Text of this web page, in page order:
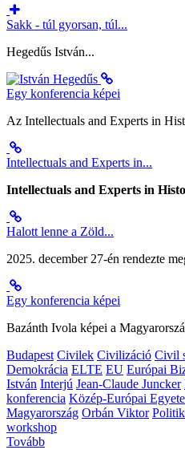
Sakk - túl gyorsan, túl...
Hegedűs István...
Egy konferencia képei
Az Intellectuals and Experts in
Intellectuals and Experts in...
Intellectuals and Experts in
Halott lenne a Zöld...
2025. december 27-én rendezte
Egy konferencia képei
Bazánth Ivola képei a
Budapest Civilek Civilizáció Civil
Demokrácia ELTE EU Európai
István Interjú Jean-Claude Juncker
konferencia Közép-Európai
Magyarország Orbán Viktor
workshop
Tovább